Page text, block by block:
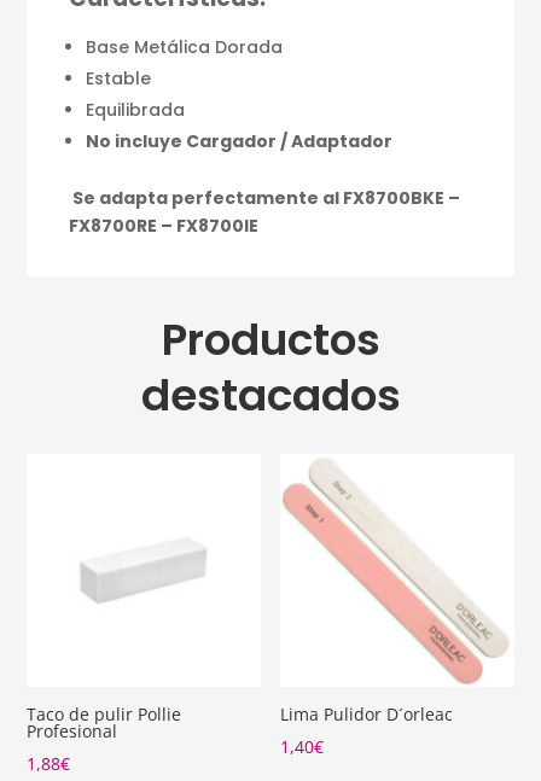
Base Metálica Dorada
Estable
Equilibrada
No incluye Cargador / Adaptador
Se adapta perfectamente al FX8700BKE –
FX8700RE – FX8700IE
Productos
destacados
Taco de pulir Pollie
Profesional
1,88€
Lima Pulidor D´orleac
1,40€